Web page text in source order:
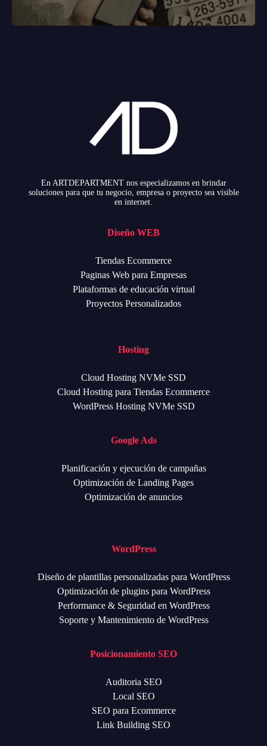
En ARTDEPARTMENT nos especializamos en brindar
soluciones para que tu negocio, empresa o proyecto sea visible
en internet.
Diseño WEB
Tiendas Ecommerce
Paginas Web para Empresas
Plataformas de educación virtual
Proyectos Personalizados
Hosting
Cloud Hosting NVMe SSD
Cloud Hosting para Tiendas Ecommerce
WordPress Hosting NVMe SSD
Google Ads
Planificación y ejecución de campañas
Optimización de Landing Pages
Optimización de anuncios
WordPress
Diseño de plantillas personalizadas para WordPress
Optimización de plugins para WordPress
Performance & Seguridad en WordPress
Soporte y Mantenimiento de WordPress
Posicionamiento SEO
Auditoria SEO
Local SEO
SEO para Ecommerce
Link Building SEO